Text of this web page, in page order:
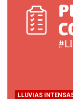
LLUVIAS